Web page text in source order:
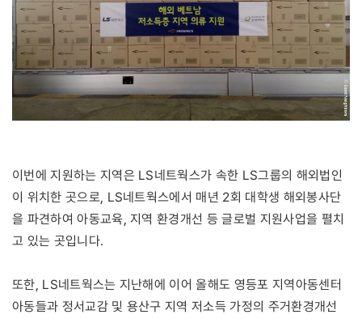
이번에 지원하는 지역은 LS네트웍스가 속한 LS그룹의 해외법인
이 위치한 곳으로, LS네트웍스에서 매년 2회 대학생 해외봉사단
을 파견하여 아동교육, 지역 환경개선 등 글로벌 지원사업을 펼치
고 있는 곳입니다.
또한, LS네트웍스는 지난해에 이어 올해도 영등포 지역아동센터
아동들과 정서교감 및 용산구 지역 저소득 가정의 주거환경개선